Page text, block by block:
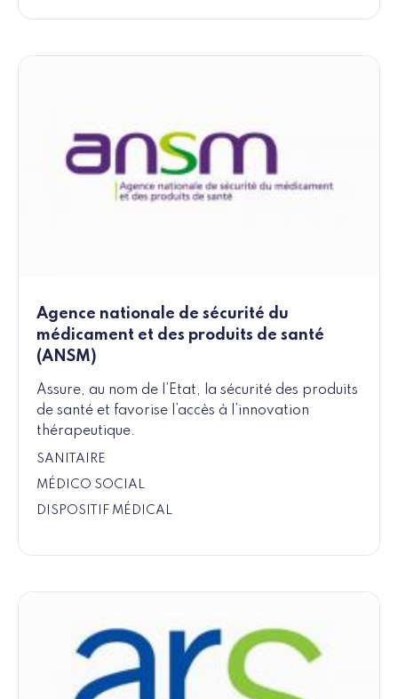
Agence nationale de sécurité du
médicament et des produits de santé
(ANSM)
Assure, au nom de l’Etat, la sécurité des produits
de santé et favorise l’accès à l’innovation
thérapeutique.
SANITAIRE
MÉDICO SOCIAL
DISPOSITIF MÉDICAL